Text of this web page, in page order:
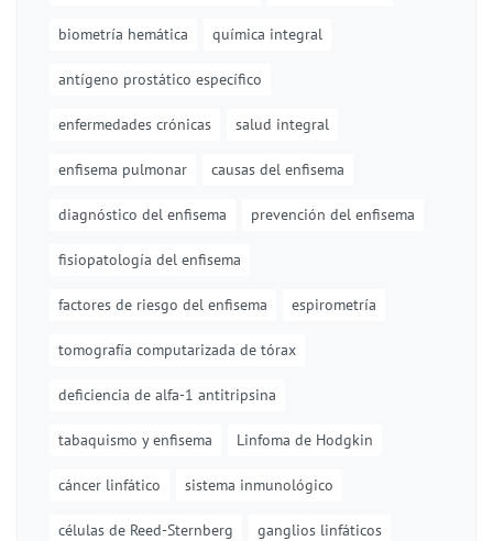
biometría hemática química integral
antígeno prostático específico
enfermedades crónicas salud integral
enfisema pulmonar causas del enfisema
diagnóstico del enfisema prevención del enfisema
fisiopatología del enfisema
factores de riesgo del enfisema espirometría
tomografía computarizada de tórax
deficiencia de alfa-1 antitripsina
tabaquismo y enfisema Linfoma de Hodgkin
cáncer linfático sistema inmunológico
células de Reed-Sternberg ganglios linfáticos